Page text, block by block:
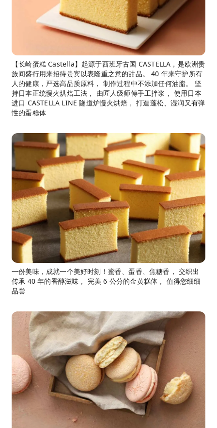
【长崎蛋糕 Castella】起源于西班牙古国 CASTELLA，是欧洲贵
族间盛行用来招待贵宾以表隆重之意的甜品。 40 年来守护所有
人的健康，严选高品质原料， 制作过程中不添加任何油脂。 坚
持日本正统慢火烘焙工法， 由匠人级师傅手工拌浆， 使用日本
进口 CASTELLA LINE 隧道炉慢火烘焙， 打造蓬松、湿润又有弹
性的蛋糕体
一份美味，成就一个美好时刻！蜜香、蛋香、焦糖香， 交织出
传承 40 年的香醇滋味， 完美 6 公分的金黄糕体， 值得您细细
品尝